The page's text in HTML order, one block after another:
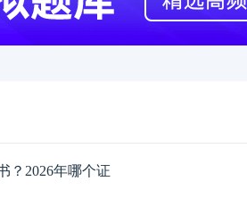
？2026年哪个证